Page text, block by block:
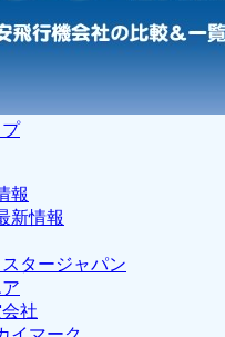
報
新情報
タージャパン
社